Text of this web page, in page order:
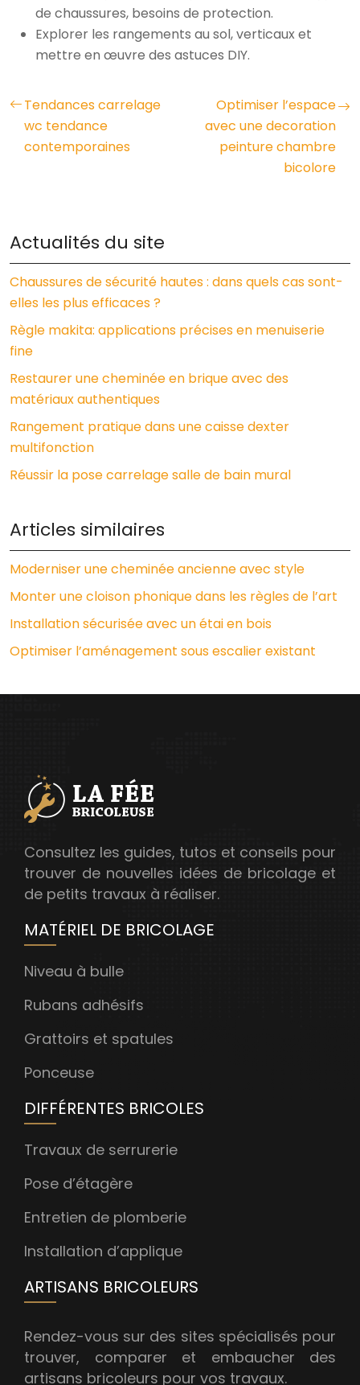
de chaussures, besoins de protection.
Explorer les rangements au sol, verticaux et
mettre en œuvre des astuces DIY.
Tendances carrelage
wc tendance
contemporaines
Optimiser l’espace
avec une decoration
peinture chambre
bicolore
Actualités du site
Chaussures de sécurité hautes : dans quels cas sont-
elles les plus efficaces ?
Règle makita: applications précises en menuiserie
fine
Restaurer une cheminée en brique avec des
matériaux authentiques
Rangement pratique dans une caisse dexter
multifonction
Réussir la pose carrelage salle de bain mural
Articles similaires
Moderniser une cheminée ancienne avec style
Monter une cloison phonique dans les règles de l’art
Installation sécurisée avec un étai en bois
Optimiser l’aménagement sous escalier existant
Consultez les guides, tutos et conseils pour
trouver de nouvelles idées de bricolage et
de petits travaux à réaliser.
MATÉRIEL DE BRICOLAGE
Niveau à bulle
Rubans adhésifs
Grattoirs et spatules
Ponceuse
DIFFÉRENTES BRICOLES
Travaux de serrurerie
Pose d’étagère
Entretien de plomberie
Installation d’applique
ARTISANS BRICOLEURS
Rendez-vous sur des sites spécialisés pour
trouver, comparer et embaucher des
artisans bricoleurs pour vos travaux.